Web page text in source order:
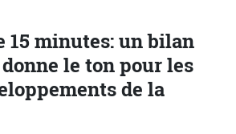
15 minutes: un bilan
le ton pour les
de la